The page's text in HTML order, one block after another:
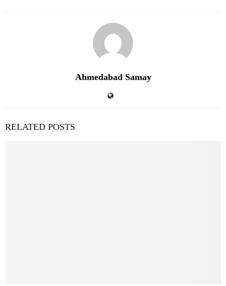
Ahmedabad Samay
RELATED POSTS